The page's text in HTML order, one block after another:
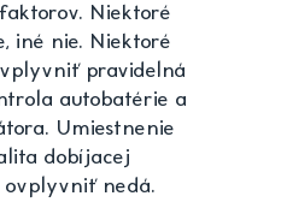
Niektoré
iné nie. Niektoré
pravidelná
autobatérie a
Umiestnenie
dobíjacej
ovplyvniť nedá.